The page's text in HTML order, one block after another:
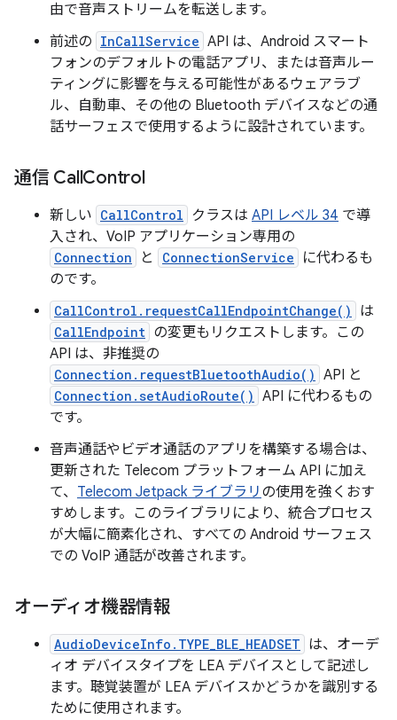
由で音声ストリームを転送します。
前述の InCallService API は、Android スマート
フォンのデフォルトの電話アプリ、または音声ルー
ティングに影響を与える可能性があるウェアラブ
ル、自動車、その他の Bluetooth デバイスなどの通
話サーフェスで使用するように設計されています。
通信 CallControl
新しい CallControl クラスは API レベル 34 で導
入され、VoIP アプリケーション専用の
Connection と ConnectionService
に代わるも
のです。
CallControl.requestCallEndpointChange() は
CallEndpoint の変更もリクエストします。この
API は、非推奨の
Connection.requestBluetoothAudio() API と
Connection.setAudioRoute() API に代わるもの
です。
音声通話やビデオ通話のアプリを構築する場合は、
更新された Telecom プラットフォーム API に加え
て、 Telecom Jetpack ライブラリ の使用を強くおす
すめします。このライブラリにより、統合プロセス
が大幅に簡素化され、すべての Android サーフェス
での VoIP 通話が改善されます。
オーディオ機器情報
AudioDeviceInfo.TYPE_BLE_HEADSET は、オーデ
ィオ デバイスタイプを LEA デバイスとして記述し
ます。聴覚装置が LEA デバイスかどうかを識別する
ために使用されます。